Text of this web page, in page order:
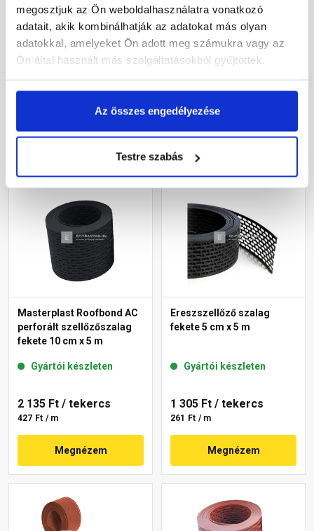
megosztjuk az Ön weboldalhasználatra vonatkozó
adatait, akik kombinálhatják az adatokat más olyan
adatokkal, amelyeket Ön adott meg számukra vagy az
Ön által használt más szolgáltatásokból gyűjtöttek.
Az összes engedélyezése
Testre szabás
Leier hullámos, alumínium
szellőzőszalag
barna/fekete 10 m
Rendelésre
Ereszszellőző szalag
barna 10 cm x 5 m
Gyártói készleten
1 645 Ft
329 Ft / m
Masterplast Roofbond AC
perforált szellőzőszalag
fekete 10 cm x 5 m
Gyártói készleten
2 135 Ft / tekercs
427 Ft / m
Megnézem
Ereszszellőző szalag
fekete 5 cm x 5 m
Gyártói készleten
1 305 Ft / tekercs
261 Ft / m
Megnézem